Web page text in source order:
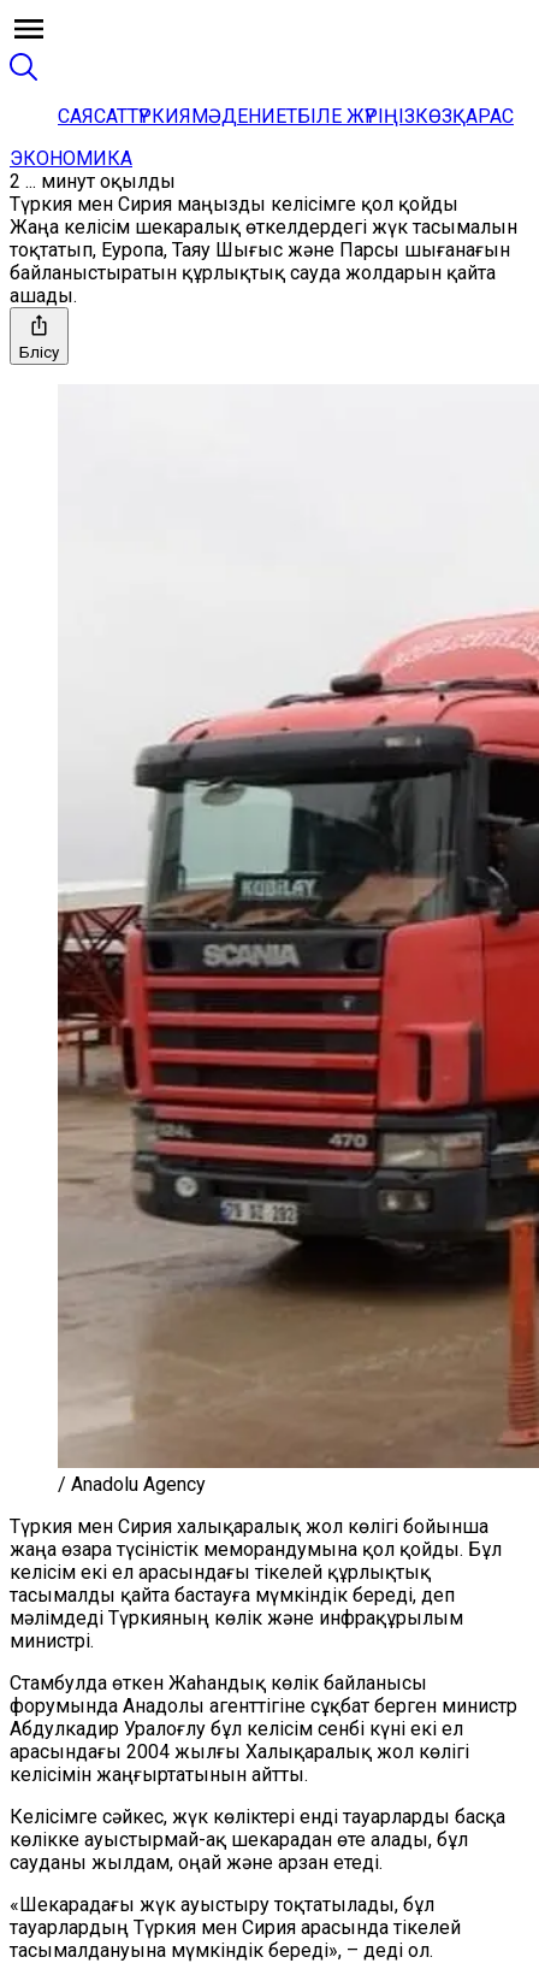
САЯСАТТҮРКИЯМӘДЕНИЕТБІЛЕ ЖҮРІҢІЗКӨЗҚАРАС
ЭКОНОМИКА
2 ... минут оқылды
Түркия мен Сирия маңызды келісімге қол қойды
Жаңа келісім шекаралық өткелдердегі жүк тасымалын
тоқтатып, Еуропа, Таяу Шығыс және Парсы шығанағын
байланыстыратын құрлықтық сауда жолдарын қайта
ашады.
Бөлісу
/ Anadolu Agency
Түркия мен Сирия халықаралық жол көлігі бойынша
жаңа өзара түсіністік меморандумына қол қойды. Бұл
келісім екі ел арасындағы тікелей құрлықтық
тасымалды қайта бастауға мүмкіндік береді, деп
мәлімдеді Түркияның көлік және инфрақұрылым
министрі.
Стамбулда өткен Жаһандық көлік байланысы
форумында Анадолы агенттігіне сұқбат берген министр
Абдулкадир Уралоғлу бұл келісім сенбі күні екі ел
арасындағы 2004 жылғы Халықаралық жол көлігі
келісімін жаңғыртатынын айтты.
Келісімге сәйкес, жүк көліктері енді тауарларды басқа
көлікке ауыстырмай-ақ шекарадан өте алады, бұл
сауданы жылдам, оңай және арзан етеді.
«Шекарадағы жүк ауыстыру тоқтатылады, бұл
тауарлардың Түркия мен Сирия арасында тікелей
тасымалдануына мүмкіндік береді», – деді ол.